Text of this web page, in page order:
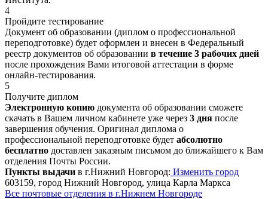
4
Пройдите тестирование
Документ об образовании (диплом о профессиональной
переподготовке) будет оформлен и внесен в Федеральный
реестр документов об образовании в течение 3 рабочих дней
после прохождения Вами итоговой аттестации в форме
онлайн-тестирования.
5
Получите диплом
Электронную копию документа об образовании сможете
скачать в Вашем личном кабинете уже через 3 дня после
завершения обучения. Оригинал диплома о
профессиональной переподготовке будет абсолютно
бесплатно доставлен заказным письмом до ближайшего к Вам
отделения Почты России.
Пункты выдачи в г.Нижний Новгород: Изменить город
603159, город Нижний Новгород, улица Карла Маркса
Все почтовые отделения в г.Нижнем Новгороде